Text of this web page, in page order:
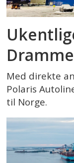
Med direkte
Polaris
til Norge.